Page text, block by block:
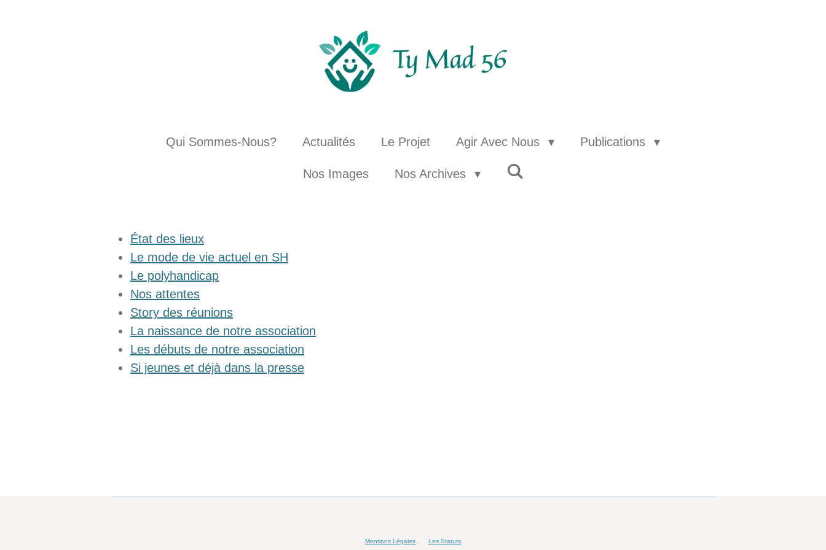
Qui Sommes-Nous? Actualités Le Projet Agir Avec Nous Publications
Nos Images Nos Archives
État des lieux
Le mode de vie actuel en SH
Le polyhandicap
Nos attentes
Story des réunions
La naissance de notre association
Les débuts de notre association
Si jeunes et déjà dans la presse
Mentions Légales Les Statuts